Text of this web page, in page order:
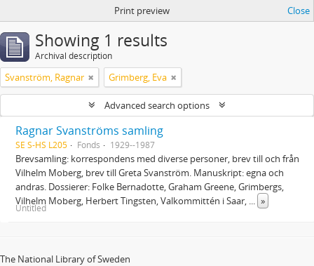
Print preview Close
Showing 1 results
Archival description
Svanström, Ragnar Grimberg, Eva
Advanced search options
Ragnar Svanströms samling
SE S-HS L205 Fonds 1929--1987
Brevsamling: korrespondens med diverse personer, brev till och från
Vilhelm Moberg, brev till Greta Svanström. Manuskript: egna och
andras. Dossierer: Folke Bernadotte, Graham Greene, Grimbergs,
Vilhelm Moberg, Herbert Tingsten, Valkommittén i Saar, ... »
Untitled
The National Library of Sweden